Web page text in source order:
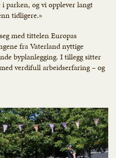
parken, og vi opplever langt
tidligere.»
med tittelen Europas
fra Vaterland nyttige
byplanlegging. I tillegg sitter
verdifull arbeidserfaring – og